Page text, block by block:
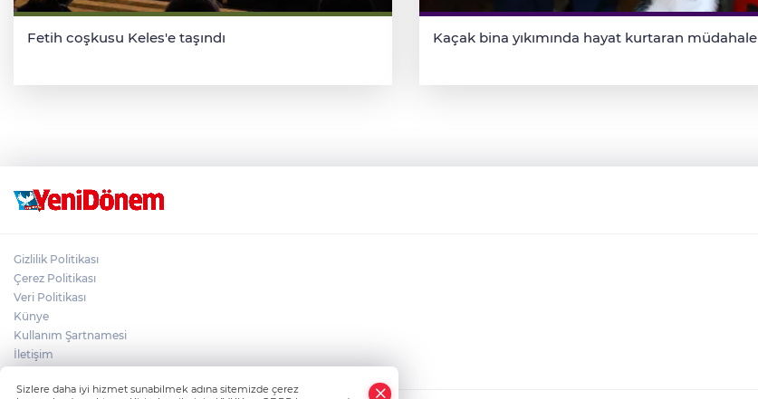
Fetih coşkusu Keles'e taşındı Kaçak bina yıkımında hayat kurtaran müdahale
Gizlilik Politikası
Çerez Politikası
Veri Politikası
Künye
Kullanım Şartnamesi
İletişim
Sizlere daha iyi hizmet sunabilmek adına sitemizde çerez